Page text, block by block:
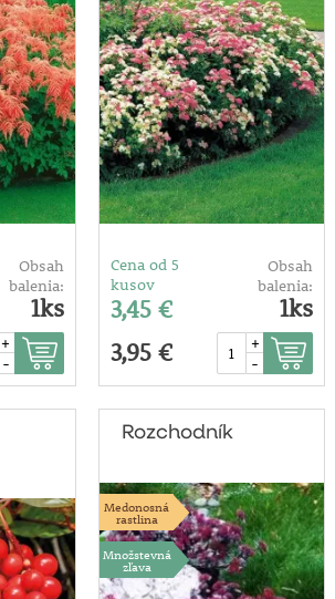
Obsah
balenia:
1ks
+
-
Cena od 5
kusov
3,45 €
Obsah
balenia:
1ks
3,95 €
+
-
Rozchodník
Medonosná
rastlina
Množstevná
zľava